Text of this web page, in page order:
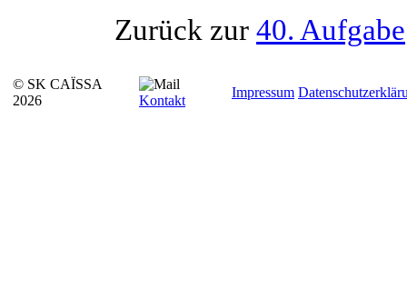
Zurück zur 40. Aufgabe
© SK CAÏSSA
2026
Kontakt
Impressum